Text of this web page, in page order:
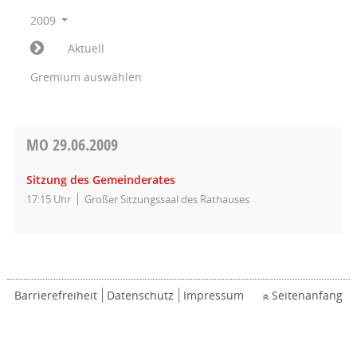
2009
Aktuell
Gremium auswählen
MO 29.06.2009
Sitzung des Gemeinderates
17:15 Uhr Großer Sitzungssaal des Rathauses
Barrierefreiheit Datenschutz Impressum Seitenanfang